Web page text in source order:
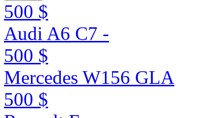
500 $
Audi A6 C7 -
500 $
Mercedes W156 GLA
500 $